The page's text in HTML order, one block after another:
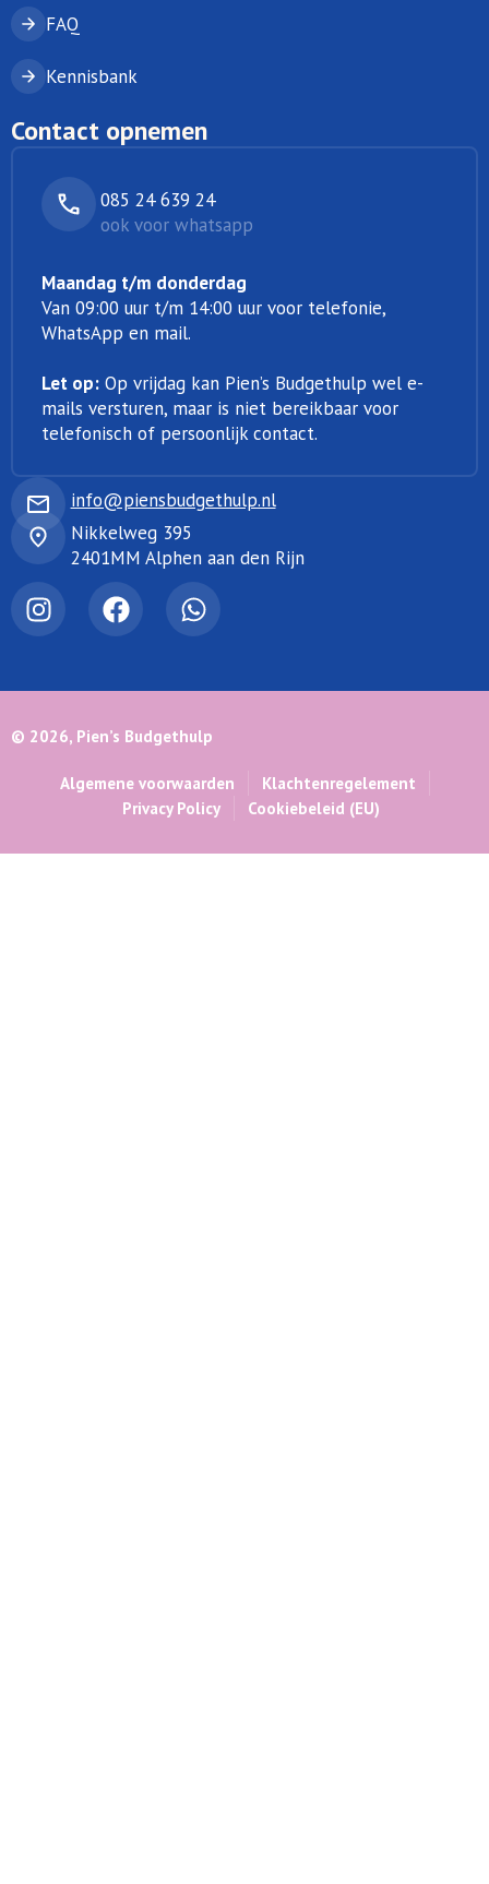
FAQ
Kennisbank
Contact opnemen
085 24 639 24
ook voor whatsapp
Maandag t/m donderdag
Van 09:00 uur t/m 14:00 uur voor telefonie,
WhatsApp en mail.
Let op: Op vrijdag kan Pien’s Budgethulp wel e-
mails versturen, maar is niet bereikbaar voor
telefonisch of persoonlijk contact.
info@piensbudgethulp.nl
Nikkelweg 395
2401MM Alphen aan den Rijn
© 2026, Pien’s Budgethulp
Algemene voorwaarden
Klachtenregelement
Privacy Policy
Cookiebeleid (EU)